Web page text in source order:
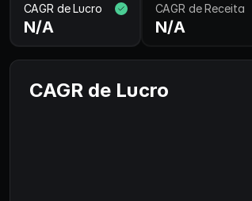
CAGR de Lucro
N/A
CAGR de Receita
N/A
CAGR de Lucro